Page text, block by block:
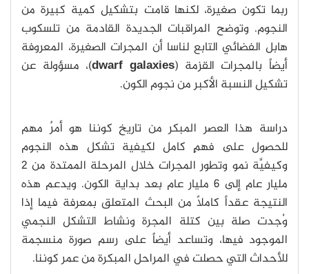
ربما تكون صغيرة، لكنها قامت بتشكيل كمية كبيرة من
النجوم. وتوضح المراقبات الجديدة القادمة من تلسكوب
هابل الفضائي التابع لناسا أن المجرات الصغيرة، المعروفة
أيضاً بالمجرات القزمة (dwarf galaxies)، مسؤولة عن
تشكيل النسبة الأكبر من نجوم الكون.
دراسة هذا العصر المبكر من تاريخ كوننا هو أمرٌ مهم
للحصول على فهمٍ كامل لكيفية تشكل هذه النجوم
وكيفيَّة نمو وتطور المجرات خلال المرحلة الممتدة من 2
مليار عام إلى 6 مليار عام بعد بداية الكون. ويدعم هذه
النتيجة عقداً كاملاً من البحث المتعلق بمعرفة فيما إذا
وُجدت صلة بين كتلة المجرة ونشاط التشكل النجمي
الموجود فيها، وتساعد أيضاً على رسم صورة منسجمة
للأحداث التي حصلت في المراحل المبكرة من عمر كوننا.